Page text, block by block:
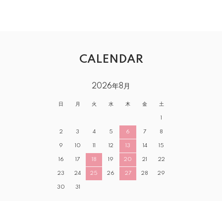
CALENDAR
2026年8月
日 月 火 水 木 金 土
1
2 3 4 5 6 7 8
9 10 11 12 13 14 15
16 17 18 19 20 21 22
23 24 25 26 27 28 29
30 31